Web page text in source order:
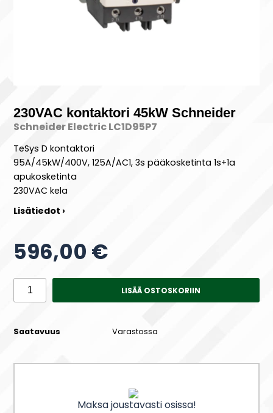
230VAC kontaktori 45kW Schneider
Schneider Electric LC1D95P7
TeSys D kontaktori
95A/45kW/400V, 125A/AC1, 3s pääkosketinta 1s+1a
apukosketinta
230VAC kela
Lisätiedot ›
596,00 €
LISÄÄ OSTOSKORIIN
Saatavuus Varastossa
Maksa joustavasti osissa!